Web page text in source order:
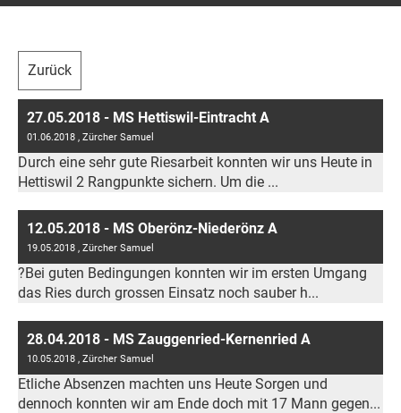
Zurück
27.05.2018 - MS Hettiswil-Eintracht A
01.06.2018 , Zürcher Samuel
Durch eine sehr gute Riesarbeit konnten wir uns Heute in
Hettiswil 2 Rangpunkte sichern. Um die ...
12.05.2018 - MS Oberönz-Niederönz A
19.05.2018 , Zürcher Samuel
?Bei guten Bedingungen konnten wir im ersten Umgang
das Ries durch grossen Einsatz noch sauber h...
28.04.2018 - MS Zauggenried-Kernenried A
10.05.2018 , Zürcher Samuel
Etliche Absenzen machten uns Heute Sorgen und
dennoch konnten wir am Ende doch mit 17 Mann gegen...